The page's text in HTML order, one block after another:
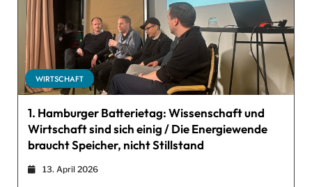
WIRTSCHAFT
1. Hamburger Batterietag: Wissenschaft und
Wirtschaft sind sich einig / Die Energiewende
braucht Speicher, nicht Stillstand
13. April 2026